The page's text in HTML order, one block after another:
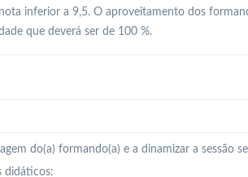
inferior a 9,5. O aproveitamento dos
que deverá ser de 100 %.
do(a) formando(a) e a dinamizar a sessão
didáticos: